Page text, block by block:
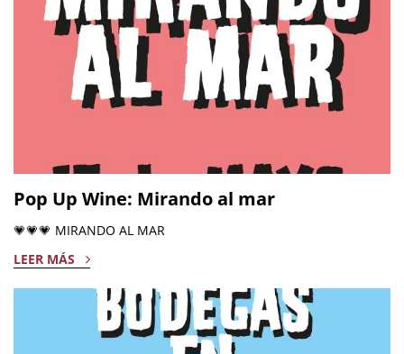
Pop Up Wine: Mirando al mar
💗💗💗 MIRANDO AL MAR
LEER MÁS